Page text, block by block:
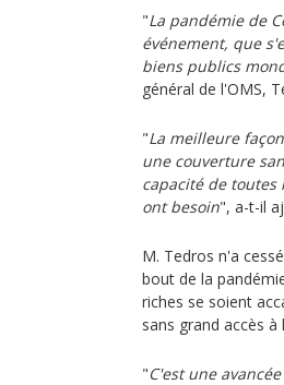
"La pandémie de
événement, que
biens publics
général de l'OMS,
"La meilleure
une couverture
capacité de
ont besoin", a-t-il
M. Tedros n'a
bout de la
riches se soient
sans grand accès à
"C'est une